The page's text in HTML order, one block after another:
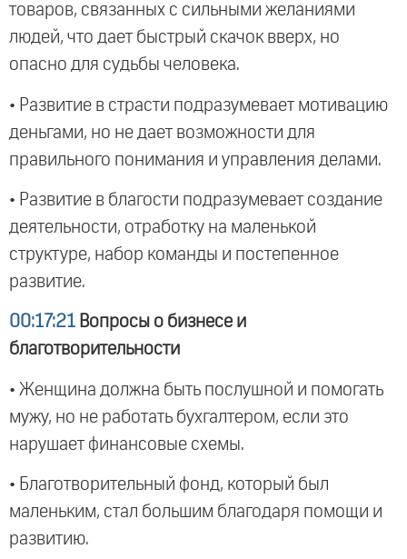
товаров, связанных с сильными желаниями
людей, что дает быстрый скачок вверх, но
опасно для судьбы человека.
• Развитие в страсти подразумевает мотивацию
деньгами, но не дает возможности для
правильного понимания и управления делами.
• Развитие в благости подразумевает создание
деятельности, отработку на маленькой
структуре, набор команды и постепенное
развитие.
00:17:21 Вопросы о бизнесе и
благотворительности
• Женщина должна быть послушной и помогать
мужу, но не работать бухгалтером, если это
нарушает финансовые схемы.
• Благотворительный фонд, который был
маленьким, стал большим благодаря помощи и
развитию.